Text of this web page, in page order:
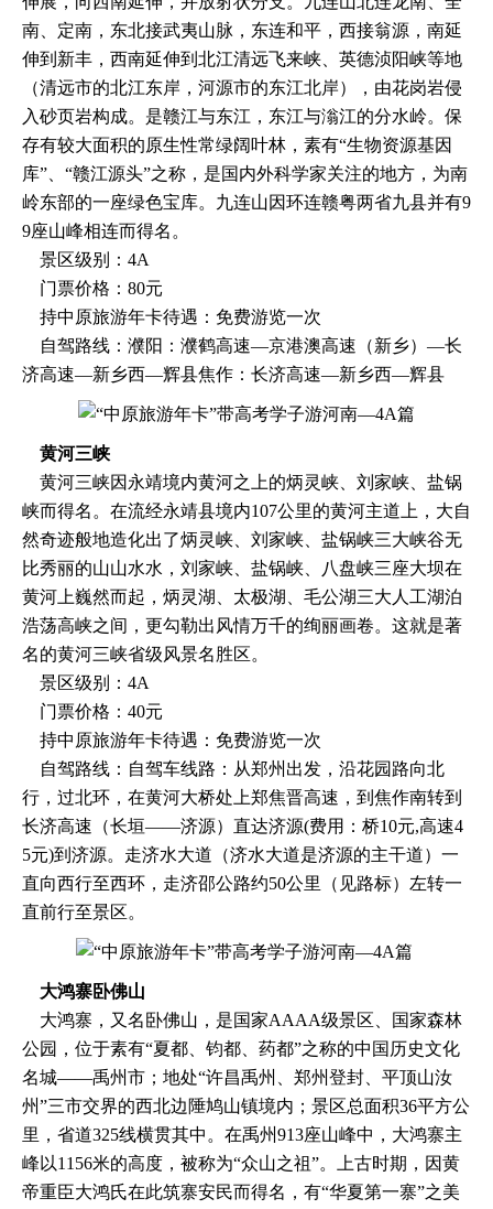
南、定南，东北接武夷山脉，东连和平，西接翁源，南延
伸到新丰，西南延伸到北江清远飞来峡、英德浈阳峡等地
（清远市的北江东岸，河源市的东江北岸），由花岗岩侵
入砂页岩构成。是赣江与东江，东江与滃江的分水岭。保
存有较大面积的原生性常绿阔叶林，素有“生物资源基因
库”、“赣江源头”之称，是国内外科学家关注的地方，为南
岭东部的一座绿色宝库。九连山因环连赣粤两省九县并有9
9座山峰相连而得名。
景区级别：4A
门票价格：80元
持中原旅游年卡待遇：免费游览一次
自驾路线：濮阳：濮鹤高速—京港澳高速（新乡）—长
济高速—新乡西—辉县焦作：长济高速—新乡西—辉县
黄河三峡
黄河三峡因永靖境内黄河之上的炳灵峡、刘家峡、盐锅
峡而得名。在流经永靖县境内107公里的黄河主道上，大自
然奇迹般地造化出了炳灵峡、刘家峡、盐锅峡三大峡谷无
比秀丽的山山水水，刘家峡、盐锅峡、八盘峡三座大坝在
黄河上巍然而起，炳灵湖、太极湖、毛公湖三大人工湖泊
浩荡高峡之间，更勾勒出风情万千的绚丽画卷。这就是著
名的黄河三峡省级风景名胜区。
景区级别：4A
门票价格：40元
持中原旅游年卡待遇：免费游览一次
自驾路线：自驾车线路：从郑州出发，沿花园路向北
行，过北环，在黄河大桥处上郑焦晋高速，到焦作南转到
长济高速（长垣——济源）直达济源(费用：桥10元,高速4
5元)到济源。走济水大道（济水大道是济源的主干道）一
直向西行至西环，走济邵公路约50公里（见路标）左转一
直前行至景区。
大鸿寨卧佛山
大鸿寨，又名卧佛山，是国家AAAA级景区、国家森林
公园，位于素有“夏都、钧都、药都”之称的中国历史文化
名城——禹州市；地处“许昌禹州、郑州登封、平顶山汝
州”三市交界的西北边陲鸠山镇境内；景区总面积36平方公
里，省道325线横贯其中。在禹州913座山峰中，大鸿寨主
峰以1156米的高度，被称为“众山之祖”。上古时期，因黄
帝重臣大鸿氏在此筑寨安民而得名，有“华夏第一寨”之美